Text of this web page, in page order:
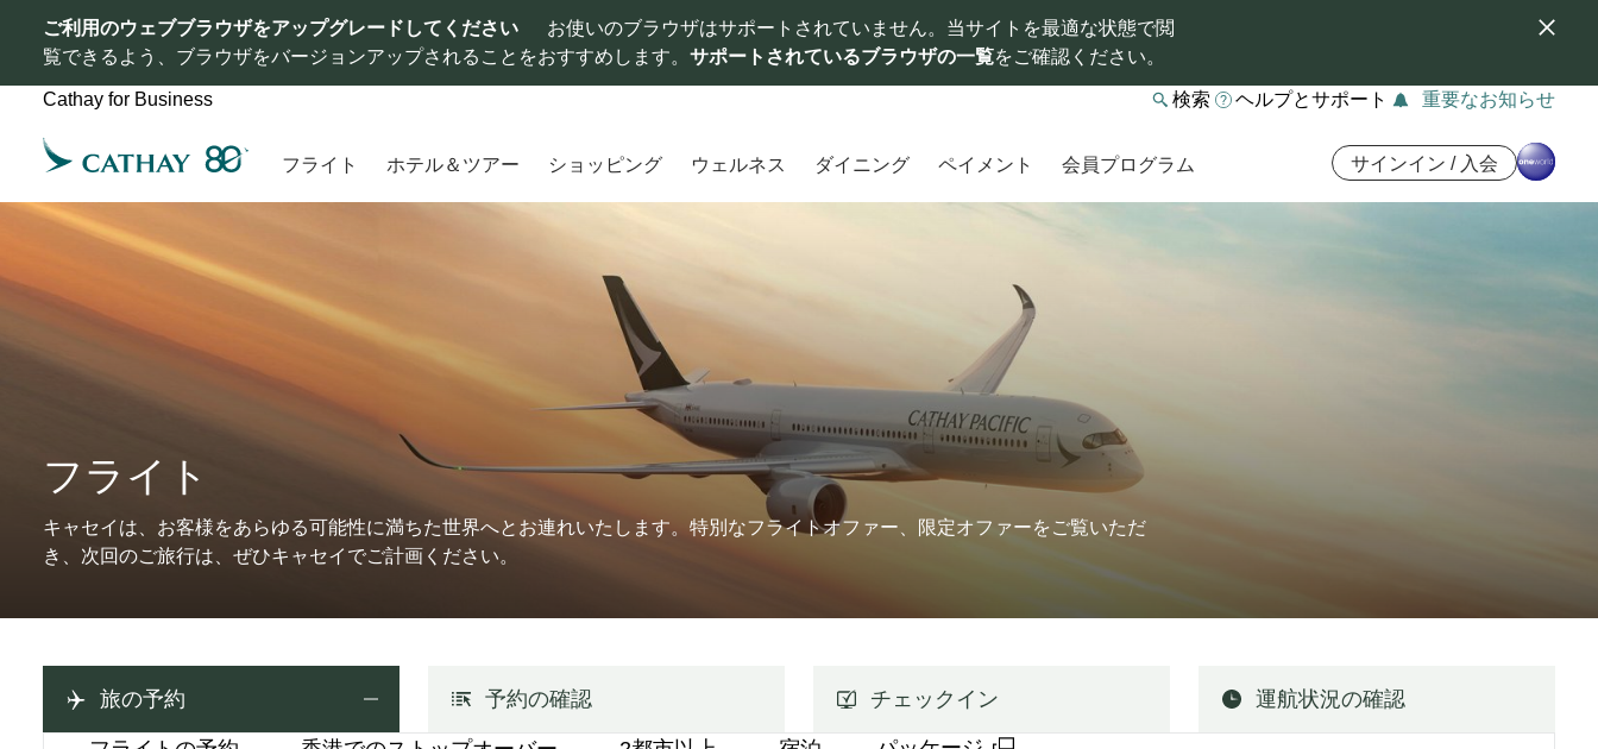
ご利用のウェブブラウザをアップグレードしてください
お使いのブラウザはサポートされていません。当サイトを最適な状態で閲
覧できるよう、ブラウザをバージョンアップされることをおすすめします。 サポートされているブラウザの一覧をご確認ください。
Cathay for Business 検索 ヘルプとサポート 重要なお知らせ
フライト ホテル＆ツアー ショッピング ウェルネス ダイニング ペイメント 会員プログラム サインイン / 入会
フライト
キャセイは、お客様をあらゆる可能性に満ちた世界へとお連れいたします。特別なフライトオファー、限定オファーをご覧いただ
き、次回のご旅行は、ぜひキャセイでご計画ください。
旅の予約 予約の確認 チェックイン 運航状況の確認